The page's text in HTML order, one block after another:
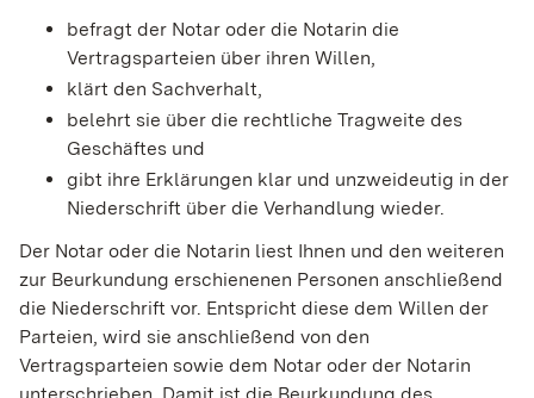
befragt der Notar oder die Notarin die
Vertragsparteien über ihren Willen,
klärt den Sachverhalt,
belehrt sie über die rechtliche Tragweite des
Geschäftes und
gibt ihre Erklärungen klar und unzweideutig in der
Niederschrift über die Verhandlung wieder.
Der Notar oder die Notarin liest Ihnen und den weiteren
zur Beurkundung erschienenen Personen anschließend
die Niederschrift vor. Entspricht diese dem Willen der
Parteien, wird sie anschließend von den
Vertragsparteien sowie dem Notar oder der Notarin